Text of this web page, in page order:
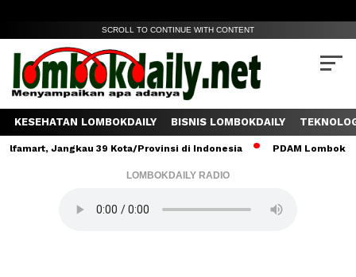
SCROLL TO CONTINUE WITH CONTENT
KESEHATAN LOMBOKDAILY BISNIS LOMBOKDAILY
Jangkau 39 Kota/Provinsi di Indonesia PDAM Lombok Tengah
LOMBOKDAILY RADIO